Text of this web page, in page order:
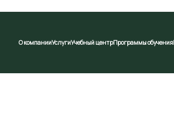
О компанииУслугиУчебный центрПрограммы обучения